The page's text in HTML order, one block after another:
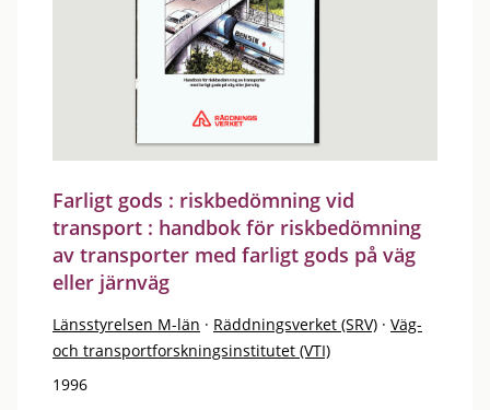
Farligt gods : riskbedömning vid
transport : handbok för riskbedömning
av transporter med farligt gods på väg
eller järnväg
Länsstyrelsen M-län · Räddningsverket (SRV) · Väg-
och transportforskningsinstitutet (VTI)
1996